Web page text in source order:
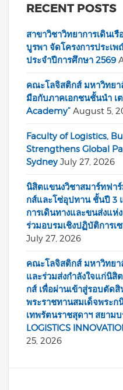
RECENT POSTS
สาขาวิชาวิทยาการเดินเ
บูรพา จัดโครงการประเ
ประจำปีการศึกษา 2569
คณะโลจิสติกส์ มหาวิทยา
มือกับภาคเอกชนชั้นนำ เ
Academy” August 5,
Faculty of Logistics,
Strengthens Global
Sydney July 27, 2026
นิสิตแขนงวิชาสมาร์ทฟา
กส์และโซ่อุปทาน ชั้นปี 3
การเดินทางและขนส่งแ
ร่วมอบรมเชิงปฏิบัติการ
July 27, 2026
คณะโลจิสติกส์ มหาวิทย
และร่วมส่งกำลังใจแก่นิ
กส์ เพื่อผ่านเข้าสู่รอบตัด
พระราชทานสมเด็จพระก
เทพรัตนราชสุดาฯ สยาม
LOGISTICS
25, 2026